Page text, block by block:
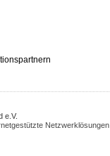
e.V.
Netzwerklösungen